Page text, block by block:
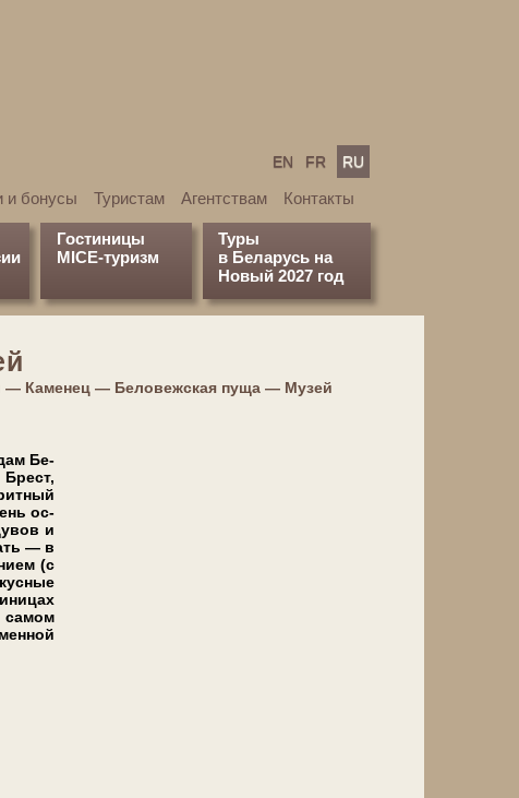
EN FR RU
и бонусы Туристам Агентствам Контакты
Гостиницы
MICE-туризм
Туры
в Беларусь на
Новый 2027 год
Каменец — Беловежская пуща — Музей
Бе­
ос­
и
— в
(с